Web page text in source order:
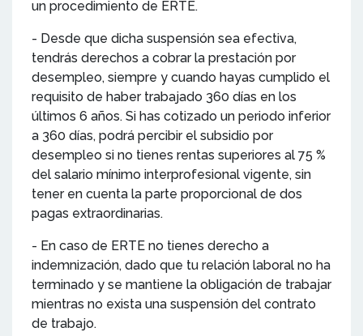
un procedimiento de ERTE.
- Desde que dicha suspensión sea efectiva,
tendrás derechos a cobrar la prestación por
desempleo, siempre y cuando hayas cumplido el
requisito de haber trabajado 360 días en los
últimos 6 años. Si has cotizado un periodo inferior
a 360 días, podrá percibir el subsidio por
desempleo si no tienes rentas superiores al 75 %
del salario mínimo interprofesional vigente, sin
tener en cuenta la parte proporcional de dos
pagas extraordinarias.
- En caso de ERTE no tienes derecho a
indemnización, dado que tu relación laboral no ha
terminado y se mantiene la obligación de trabajar
mientras no exista una suspensión del contrato
de trabajo.